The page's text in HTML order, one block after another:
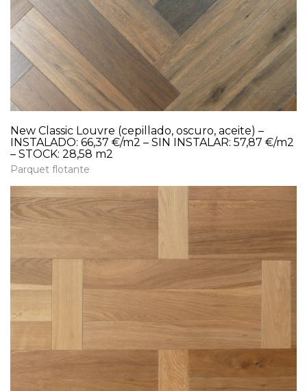
New Classic Louvre (cepillado, oscuro, aceite) –
INSTALADO: 66,37 €/m2 – SIN INSTALAR: 57,87 €/m2
– STOCK: 28,58 m2
Parquet flotante